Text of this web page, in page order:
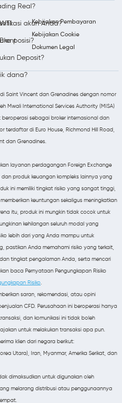
Kebijakan Pembayaran
Kebijakan Cookie
Dokumen Legal
Real?
akun Anda?
posisi?
Deposit?
dana?
Saint Vincent dan Grenadines dengan nomor
Mwali International Services Authority (MISA)
beroperasi sebagai broker internasional dan
terdaftar di Euro House, Richmond Hill Road,
dan Grenadines.
layanan perdagangan Foreign Exchange
produk keuangan kompleks lainnya yang
ini memiliki tingkat risiko yang sangat tinggi,
keuntungan sekaligus meningkatkan
itu, produk ini mungkin tidak cocok untuk
kehilangan seluruh modal yang
lebih dari yang Anda mampu untuk
pastikan Anda memahami risiko yang terkait,
tingkat pengalaman Anda, serta mencari
baca Pernyataan Pengungkapan Risiko
Risiko.
saran, rekomendasi, atau opini
CFD. Perusahaan ini beroperasi hanya
dan komunikasi ini tidak boleh
untuk melakukan transaksi apa pun.
klien dari negara berikut:
Utara), Iran, Myanmar, Amerika Serikat, dan
dimaksudkan untuk digunakan oleh
melarang distribusi atau penggunaannya